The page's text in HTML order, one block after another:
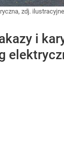
zdj. ilustracyjne
i